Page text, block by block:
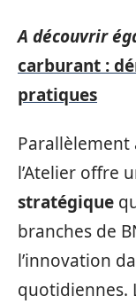
A découvrir
carburant :
pratiques
Parallèlement
l’Atelier offre
stratégique
branches de
l’innovation
quotidiennes.